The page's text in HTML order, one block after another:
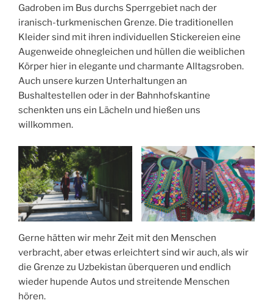
Gadroben im Bus durchs Sperrgebiet nach der
iranisch-turkmenischen Grenze. Die traditionellen
Kleider sind mit ihren individuellen Stickereien eine
Augenweide ohnegleichen und hüllen die weiblichen
Körper hier in elegante und charmante Alltagsroben.
Auch unsere kurzen Unterhaltungen an
Bushaltestellen oder in der Bahnhofskantine
schenkten uns ein Lächeln und hießen uns
willkommen.
Gerne hätten wir mehr Zeit mit den Menschen
verbracht, aber etwas erleichtert sind wir auch, als wir
die Grenze zu Uzbekistan überqueren und endlich
wieder hupende Autos und streitende Menschen
hören.